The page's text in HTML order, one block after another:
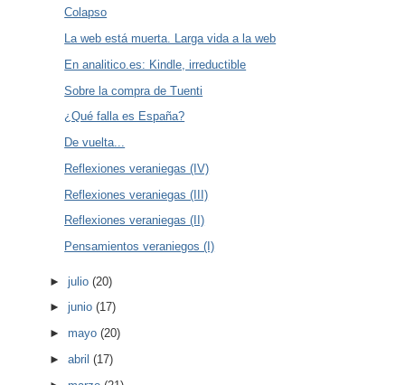
Colapso
La web está muerta. Larga vida a la web
En analitico.es: Kindle, irreductible
Sobre la compra de Tuenti
¿Qué falla es España?
De vuelta...
Reflexiones veraniegas (IV)
Reflexiones veraniegas (III)
Reflexiones veraniegas (II)
Pensamientos veraniegos (I)
►julio(20)
►junio(17)
►mayo(20)
►abril(17)